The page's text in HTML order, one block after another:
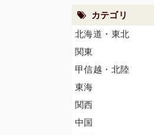
カテゴリ
北海道・東北
関東
甲信越・北陸
東海
関西
中国